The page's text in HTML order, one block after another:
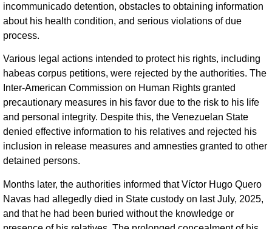
incommunicado detention, obstacles to obtaining information
about his health condition, and serious violations of due
process.
Various legal actions intended to protect his rights, including
habeas corpus petitions, were rejected by the authorities. The
Inter-American Commission on Human Rights granted
precautionary measures in his favor due to the risk to his life
and personal integrity. Despite this, the Venezuelan State
denied effective information to his relatives and rejected his
inclusion in release measures and amnesties granted to other
detained persons.
Months later, the authorities informed that Víctor Hugo Quero
Navas had allegedly died in State custody on last July, 2025,
and that he had been buried without the knowledge or